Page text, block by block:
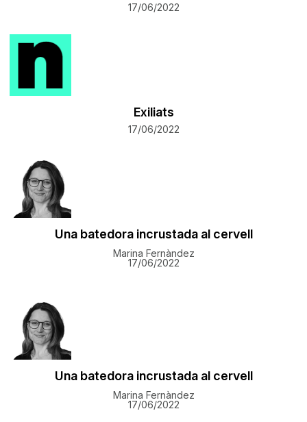
17/06/2022
Exiliats
17/06/2022
Una batedora incrustada al cervell
Marina Fernàndez
17/06/2022
Una batedora incrustada al cervell
Marina Fernàndez
17/06/2022